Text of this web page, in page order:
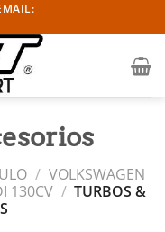
/ VOLKSWAGEN
130CV / TURBOS &